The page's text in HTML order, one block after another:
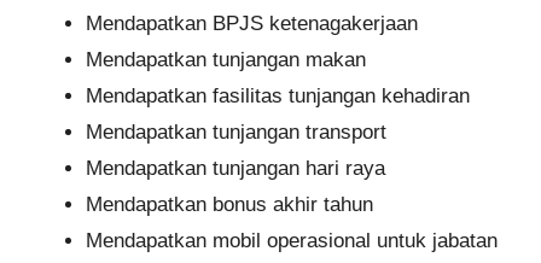
Mendapatkan BPJS ketenagakerjaan
Mendapatkan tunjangan makan
Mendapatkan fasilitas tunjangan kehadiran
Mendapatkan tunjangan transport
Mendapatkan tunjangan hari raya
Mendapatkan bonus akhir tahun
Mendapatkan mobil operasional untuk jabatan